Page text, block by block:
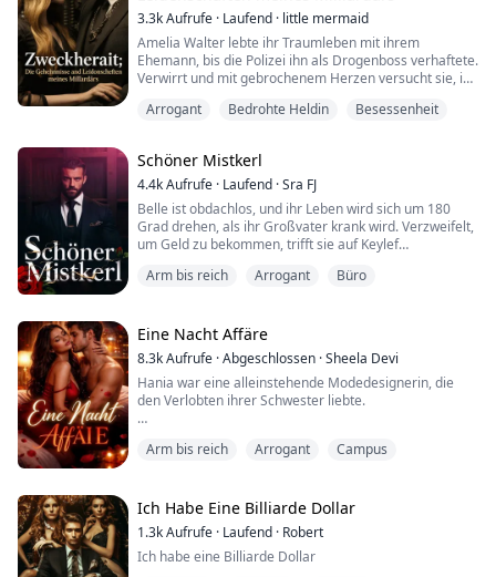
Armen eines anderen.
Lesen Sie weiter, um herauszufinden, was passiert,
wenn das Kind...
3.3kAufrufe · Laufend · little mermaid
Amelia Walter lebte ihr Traumleben mit ihrem
Ehemann, bis die Polizei ihn als Drogenboss verhaftete.
Verwirrt und mit gebrochenem Herzen versucht sie, ihn
ihres Mannes und Drohungen von einem unbekannten
Sie hatte alle Hoffnung verloren, als plötzlich eine
goldene Gelegenheit an ihre Tür klopfte. Ih...
Arrogant Bedrohte Heldin Besessenheit
Schöner Mistkerl
4.4kAufrufe · Laufend ·Sra FJ
Belle ist obdachlos, und ihr Leben wird sich um 180
Grad drehen, als ihr Großvater krank wird. Verzweifelt,
um Geld zu bekommen, trifft sie auf Keylef
macht, das sie nicht ablehnen kann: "einen Mann zu
Geschäftsmann, der jedem den Atem raubt, der seine...
Arm bis reich Arrogant Büro
Eine Nacht Affäre
8.3kAufrufe ·Abgeschlossen ·Sheela Devi
Hania war eine alleinstehende Modedesignerin, die
den Verlobten ihrer Schwester liebte.
One-Night-Stand mit einem heißen Fremden.
aufwachte, schlich sie sich leise davon, ohne zu wissen,
dass der Mann in ihrem Bett David war, der Präsident
der Miller Group, der es hasst, von Frauen berührt zu
werden.
Arm bis reich Arrogant Campus
Ich Habe Eine Billiarde Dollar
1.3kAufrufe · Laufend · Robert
Ich habe eine Billiarde Dollar